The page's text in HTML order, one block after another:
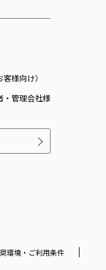
様向け）
・管理会社様
環境・ご利用条件